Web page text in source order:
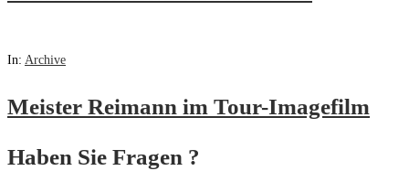
In: Archive
Meister Reimann im Tour-Imagefilm
Haben Sie Fragen ?